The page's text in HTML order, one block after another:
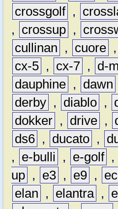
crossgolf ,
,
crossup ,
cullinan
, cuore ,
cx-5 , cx-7 , d-
dauphine , dawn
derby , diablo ,
dokker , drive ,
ds6 , ducato ,
,
e-bulli , e-golf ,
up , e3 , e9 ,
elan
, elantra ,